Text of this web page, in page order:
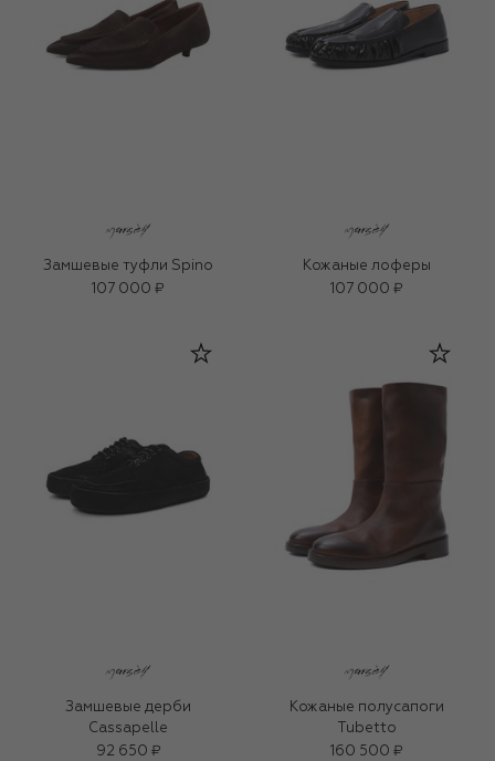
Замшевые туфли Spino
107 000 ₽
Кожаные лоферы
107 000 ₽
Замшевые дерби
Cassapelle
92 650 ₽
Кожаные полусапоги
Tubetto
160 500 ₽